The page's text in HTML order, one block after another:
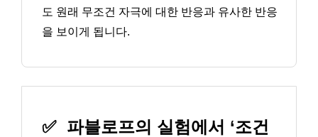
도 원래 무조건 자극에 대한 반응과 유사한 반응
을 보이게 됩니다.
✅ 파블로프의 실험에서 ‘조건